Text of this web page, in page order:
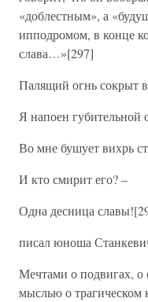
«доблестным», а
ипподромом, в конце
слава…»[297]
Палящий огнь сокрыт
Я напоен губительной
Во мне бушует вихрь
И кто смирит его? –
Одна десница
писал юноша
Мечтами о подвигах, о
мыслью о трагическом